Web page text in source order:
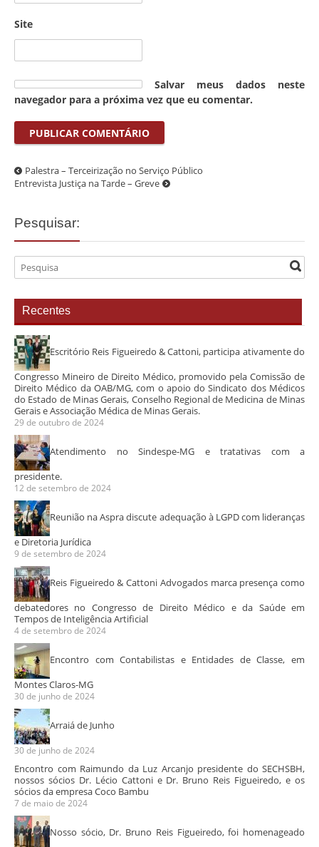
Site
Salvar meus dados neste
navegador para a próxima vez que eu comentar.
Palestra – Terceirização no Serviço Público
Entrevista Justiça na Tarde – Greve
Pesquisar:
Recentes
Escritório Reis Figueiredo & Cattoni, participa ativamente do
Congresso Mineiro de Direito Médico, promovido pela Comissão de
Direito Médico da OAB/MG, com o apoio do Sindicato dos Médicos
do Estado de Minas Gerais, Conselho Regional de Medicina de Minas
Gerais e Associação Médica de Minas Gerais.
29 de outubro de 2024
Atendimento no Sindespe-MG e tratativas com a
presidente.
12 de setembro de 2024
Reunião na Aspra discute adequação à LGPD com lideranças
e Diretoria Jurídica
9 de setembro de 2024
Reis Figueiredo & Cattoni Advogados marca presença como
debatedores no Congresso de Direito Médico e da Saúde em
Tempos de Inteligência Artificial
4 de setembro de 2024
Encontro com Contabilistas e Entidades de Classe, em
Montes Claros-MG
30 de junho de 2024
Arraiá de Junho
30 de junho de 2024
Encontro com Raimundo da Luz Arcanjo presidente do SECHSBH,
nossos sócios Dr. Lécio Cattoni e Dr. Bruno Reis Figueiredo, e os
sócios da empresa Coco Bambu
7 de maio de 2024
Nosso sócio, Dr. Bruno Reis Figueiredo, foi homenageado